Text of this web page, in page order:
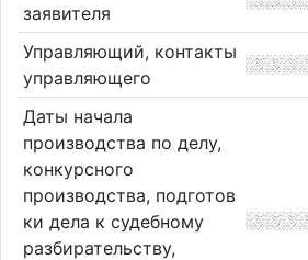
заявителя
Управляющий, контакты
управляющего
Даты начала
производства по делу,
конкурсного
производства, подготов
ки дела к судебному
разбирательству,